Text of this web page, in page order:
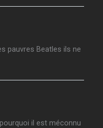
pauvres Beatles ils ne
il est méconnu